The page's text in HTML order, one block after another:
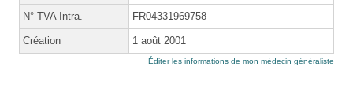
N° TVA Intra. FR04331969758
Création 1 août 2001
Éditer les informations de mon médecin généraliste